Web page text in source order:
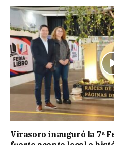
Virasoro inauguró la 7ª